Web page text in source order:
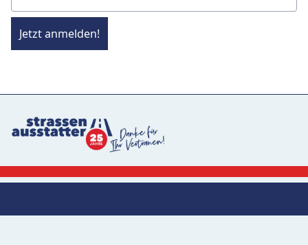
Jetzt anmelden!